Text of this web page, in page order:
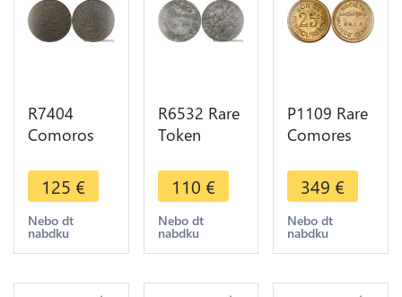
R7404
Comoros
Centimes
Said Ali AH
1308 1890
A Paris
Make offer
125 €
Nebo dt
nabdku
R6532 Rare
Token
25
Centimes
Société
Anonyme
Comore
110 €
Nebo dt
nabdku
P1109 Rare
Comores
Centimes
Essai
Société
Anonyme
MS63
349 €
Nebo dt
nabdku